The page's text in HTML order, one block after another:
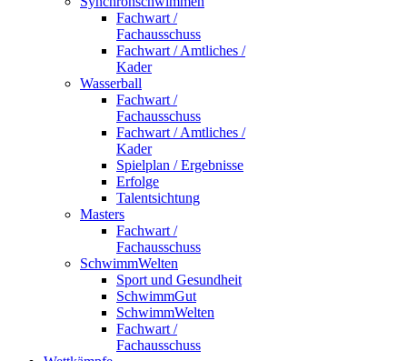
Fachwart /
Fachausschuss
Fachwart / Amtliches /
Kader
Wasserball
Fachwart /
Fachausschuss
Fachwart / Amtliches /
Kader
Spielplan / Ergebnisse
Erfolge
Talentsichtung
Masters
Fachwart /
Fachausschuss
SchwimmWelten
Sport und Gesundheit
SchwimmGut
SchwimmWelten
Fachwart /
Fachausschuss